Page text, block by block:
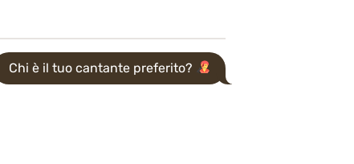
Chi è il tuo cantante preferito?